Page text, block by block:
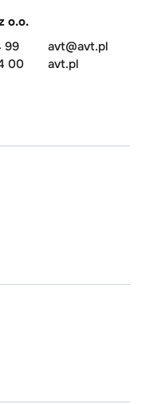
o.o.
99
00
avt@avt.pl
avt.pl